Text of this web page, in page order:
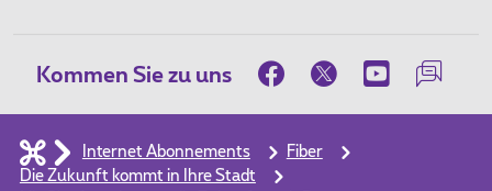
Kommen Sie zu uns
Internet Abonnements
Fiber
Die Zukunft kommt in Ihre Stadt